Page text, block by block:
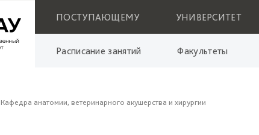
ПОСТУПАЮЩЕМУ УНИВЕРСИТЕТ
Расписание занятий Факультеты
Кафедра анатомии, ветеринарного акушерства и хирургии